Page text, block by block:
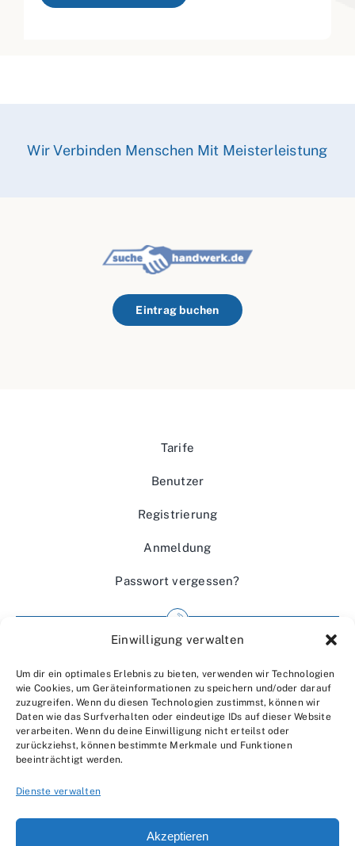
Einwilligung verwalten
Um dir ein optimales Erlebnis zu bieten, verwenden wir Technologien
wie Cookies, um Geräteinformationen zu speichern und/oder darauf
zuzugreifen. Wenn du diesen Technologien zustimmst, können wir
Daten wie das Surfverhalten oder eindeutige IDs auf dieser Website
verarbeiten. Wenn du deine Einwilligung nicht erteilst oder
zurückziehst, können bestimmte Merkmale und Funktionen
beeinträchtigt werden.
Dienste verwalten
Akzeptieren
Wir Verbinden Menschen Mit Meisterleistung
Eintrag buchen
Tarife
Benutzer
Registrierung
Anmeldung
Passwort vergessen?
Wir über uns
Kontakt
Datenschutzerklärung